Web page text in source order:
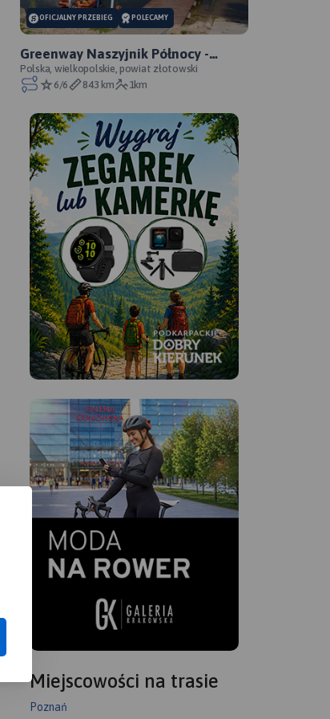
OFICJALNY PRZEBIEG POLECAMY
Greenway Naszyjnik Północy -
oficjalny przebieg
Polska, wielkopolskie, powiat złotowski
6/6
843 km 1km
Miejscowości na trasie
Poznań